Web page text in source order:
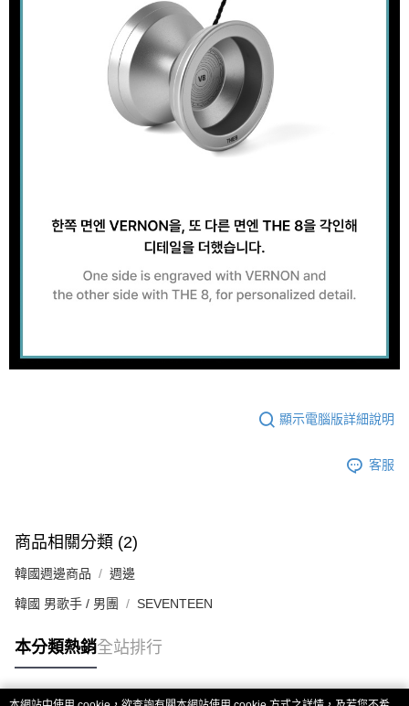
顯示電腦版詳細說明
客服
商品相關分類 (2)
韓國週邊商品 週邊
韓國 男歌手 / 男團 SEVENTEEN
本分類熱銷全站排行